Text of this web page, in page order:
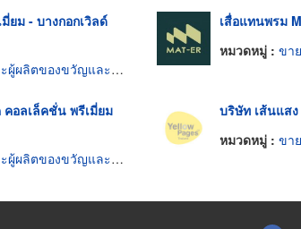
ยม - บางกอกเวิลด์
ตของขวัญและของชำร่วย
เสื่อแทนพรม
หมวดหมู่ : ขาย
อลเล็คชั่น พรีเมี่ยม
ตของขวัญและของชำร่วย
บริษัท เส้นแส
หมวดหมู่ : ขาย